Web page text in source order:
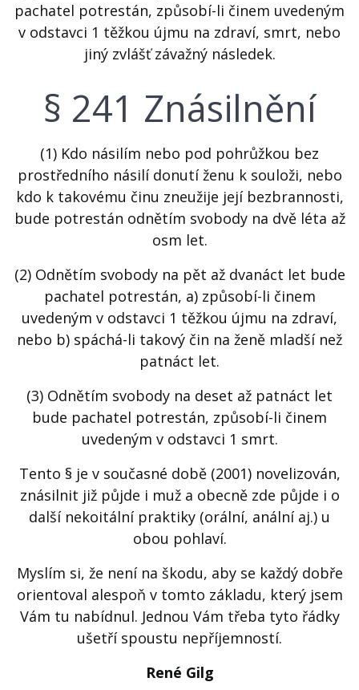
pachatel potrestán, způsobí-li činem uvedeným
v odstavci 1 těžkou újmu na zdraví, smrt, nebo
jiný zvlášť závažný následek.
§ 241 Znásilnění
(1) Kdo násilím nebo pod pohrůžkou bez
prostředního násilí donutí ženu k souloži, nebo
kdo k takovému činu zneužije její bezbrannosti,
bude potrestán odnětím svobody na dvě léta až
osm let.
(2) Odnětím svobody na pět až dvanáct let bude
pachatel potrestán, a) způsobí-li činem
uvedeným v odstavci 1 těžkou újmu na zdraví,
nebo b) spáchá-li takový čin na ženě mladší než
patnáct let.
(3) Odnětím svobody na deset až patnáct let
bude pachatel potrestán, způsobí-li činem
uvedeným v odstavci 1 smrt.
Tento § je v současné době (2001) novelizován,
znásilnit již půjde i muž a obecně zde půjde i o
další nekoitální praktiky (orální, anální aj.) u
obou pohlaví.
Myslím si, že není na škodu, aby se každý dobře
orientoval alespoň v tomto základu, který jsem
Vám tu nabídnul. Jednou Vám třeba tyto řádky
ušetří spoustu nepříjemností.
René Gilg